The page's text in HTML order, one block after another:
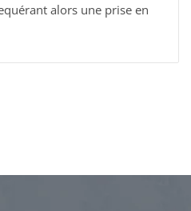
alors une prise en